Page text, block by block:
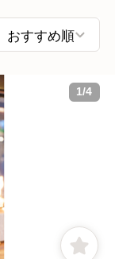
1/4